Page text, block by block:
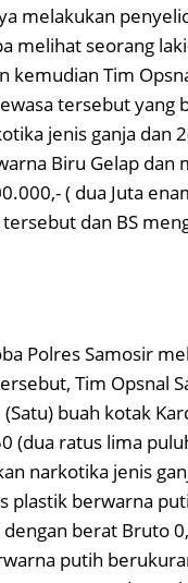
melakukan
melihat seorang
kemudian Tim
tersebut yang
jenis ganja dan
Biru Gelap
( dua Juta
dan BS
Polres Samosir
Tim Opsnal
buah kotak
(dua ratus lima
narkotika jenis
plastik berwarna
berat Bruto
putih